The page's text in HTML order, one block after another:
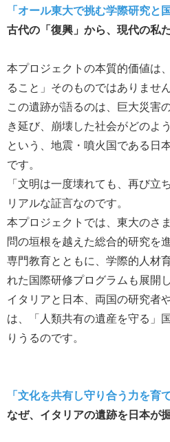
「オール東大で挑む学際研究と
古代の「復興」から、現代の私
本プロジェクトの本質的価値は
ること」そのものではありません
この遺跡が語るのは、巨大災害
き延び、崩壊した社会がどの
という、地震・噴火国である日
です。
「文明は一度壊れても、再び立
リアルな証言なのです。
本プロジェクトでは、東大のさ
問の垣根を越えた総合的研究を
専門教育とともに、学際的人材
れた国際研修プログラムも展開
イタリアと日本、両国の研究者
は、「人類共有の遺産を守る」
りうるのです。
「文化を共有し守り合う力を育
なぜ、イタリアの遺跡を日本が